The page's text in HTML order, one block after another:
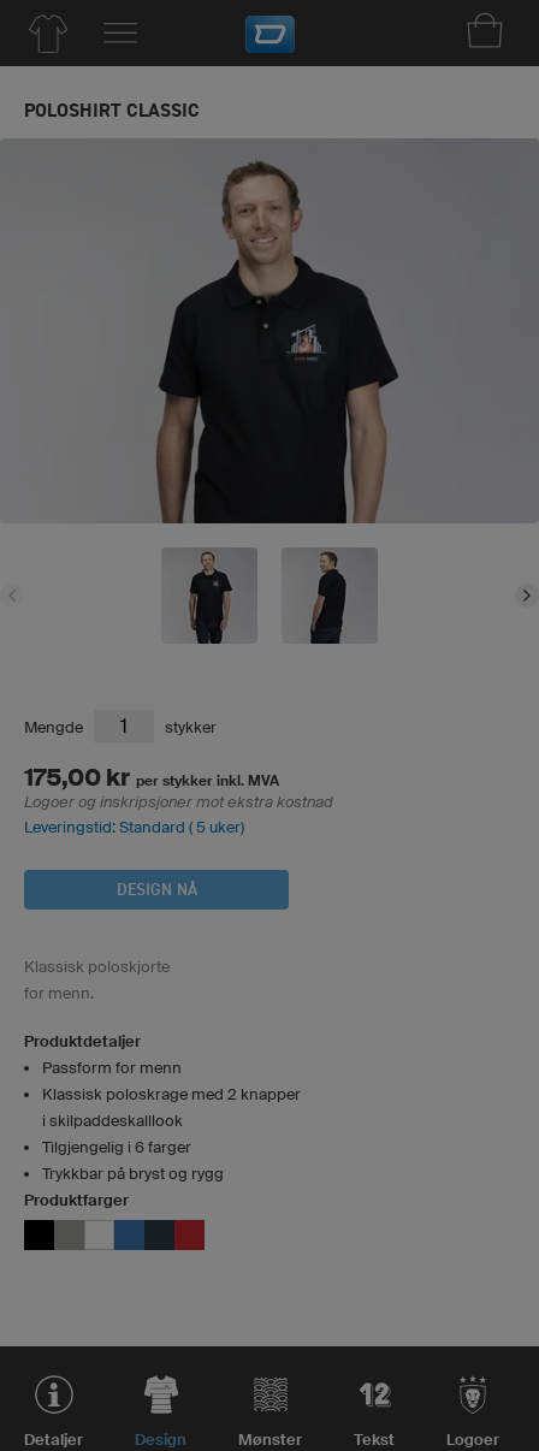
POLOSHIRT CLASSIC
Mengde stykker
175,00 kr per stykker inkl. MVA
Logoer og inskripsjoner mot ekstra kostnad
Leveringstid: Standard ( 5 uker)
DESIGN NÅ
Klassisk poloskjorte
for menn.
Produktdetaljer
Passform for menn
Klassisk poloskrage med 2 knapper
i skilpaddeskalllook
Tilgjengelig i 6 farger
Trykkbar på bryst og rygg
Produktfarger
Detaljer Design Mønster Tekst Logoer